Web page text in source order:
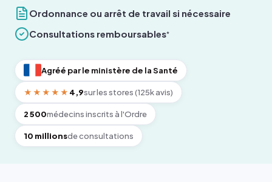
Ordonnance ou arrêt de travail si nécessaire
Consultations remboursables*
Agréé par le ministère de la Santé
★★★★★ 4,9sur les stores (125k avis)
2 500médecins inscrits à l'Ordre
10 millionsde consultations